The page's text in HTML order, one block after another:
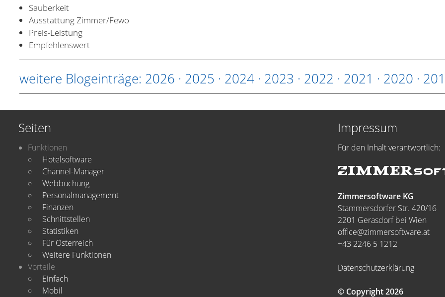
Sauberkeit
Ausstattung Zimmer/Fewo
Preis-Leistung
Empfehlenswert
weitere Blogeinträge: 2026 · 2025 · 2024 · 2023 · 2022 · 2021 · 2020 ·
Seiten
Funktionen
Hotelsoftware
Channel-Manager
Webbuchung
Personalmanagement
Finanzen
Schnittstellen
Statistiken
Für Österreich
Weitere Funktionen
Vorteile
Einfach
Mobil
Impressum
Für den Inhalt verantwortlich:
Zimmersoftware KG
Stammersdorfer Str. 420/16
2201 Gerasdorf bei Wien
office@zimmersoftware.at
+43 2246 5 1212
Datenschutzerklärung
© Copyright 2026